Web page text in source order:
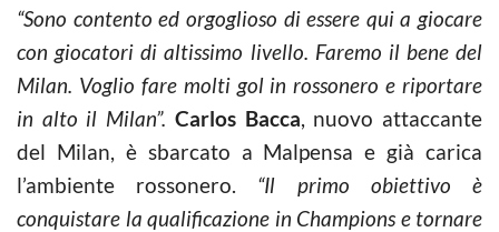
“Sono contento ed orgoglioso di essere qui a giocare
con giocatori di altissimo livello. Faremo il bene del
Milan. Voglio fare molti gol in rossonero e riportare
in alto il Milan”. Carlos Bacca, nuovo attaccante
del Milan, è sbarcato a Malpensa e già carica
l’ambiente rossonero. “Il primo obiettivo è
conquistare la qualificazione in Champions e tornare